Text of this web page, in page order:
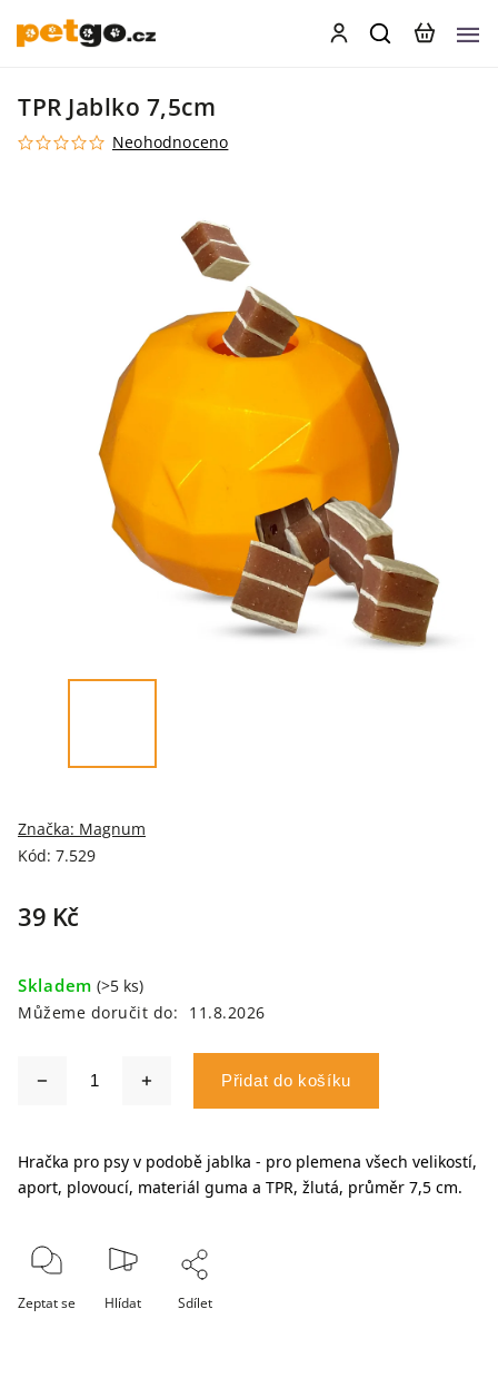
TPR Jablko 7,5cm
Neohodnoceno
Kód: 7.529
Značka: Magnum
39 Kč
Skladem (>5 ks)
Můžeme doručit do:
11.8.2026
Přidat do košíku
Hračka pro psy v podobě jablka - pro plemena všech velikostí,
aport, plovoucí, materiál guma a TPR, žlutá, průměr 7,5 cm.
Zeptat se Hlídat Sdílet